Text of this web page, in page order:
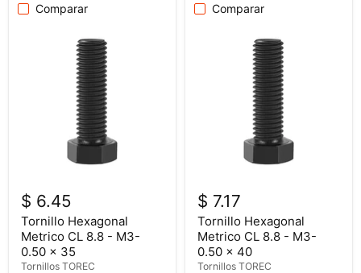
Comparar
$ 6.45
Tornillo Hexagonal
Metrico CL 8.8 - M3-
0.50 x 35
Tornillos TOREC
Comparar
$ 7.17
Tornillo Hexagonal
Metrico CL 8.8 - M3-
0.50 x 40
Tornillos TOREC